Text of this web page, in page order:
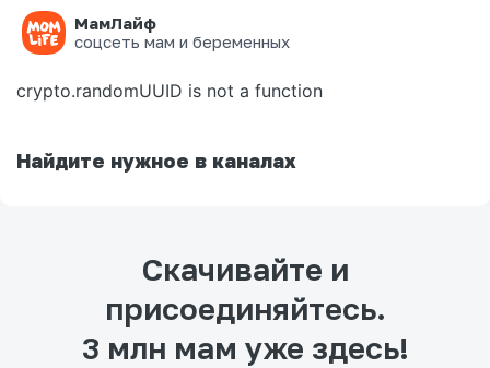
МамЛайф
соцсеть мам и беременных
Ошибка на странице
crypto.randomUUID is not a function
Найдите нужное в каналах
Скачивайте и
присоединяйтесь.
3 млн мам уже здесь!